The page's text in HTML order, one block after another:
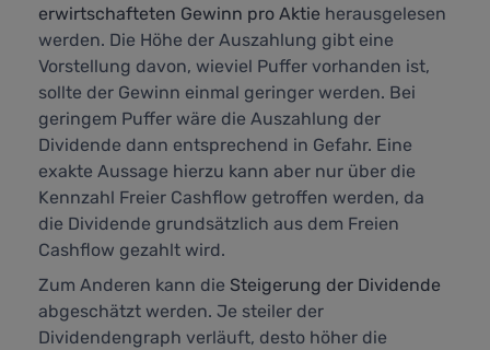
erwirtschafteten Gewinn pro Aktie herausgelesen
werden. Die Höhe der Auszahlung gibt eine
Vorstellung davon, wieviel Puffer vorhanden ist,
sollte der Gewinn einmal geringer werden. Bei
geringem Puffer wäre die Auszahlung der
Dividende dann entsprechend in Gefahr. Eine
exakte Aussage hierzu kann aber nur über die
Kennzahl Freier Cashflow getroffen werden, da
die Dividende grundsätzlich aus dem Freien
Cashflow gezahlt wird.
Zum Anderen kann die Steigerung der Dividende
abgeschätzt werden. Je steiler der
Dividendengraph verläuft, desto höher die